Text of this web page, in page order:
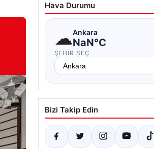
Hava Durumu
☁Ankara
NaN°C
ŞEHIR SEÇ
Bizi Takip Edin